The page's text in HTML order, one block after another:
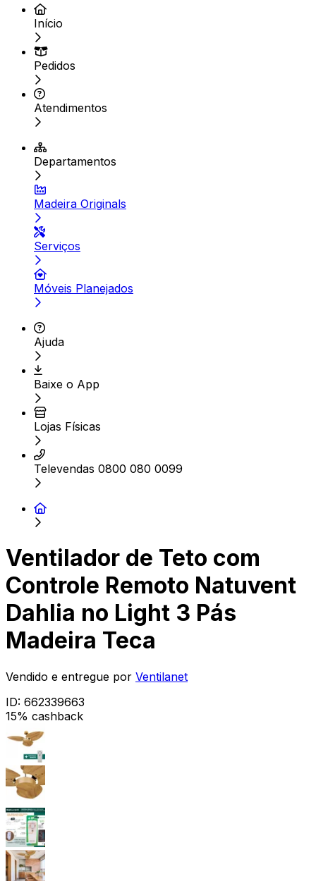
Início
Pedidos
Atendimentos
Departamentos
Madeira Originals
Serviços
Móveis Planejados
Ajuda
Baixe o App
Lojas Físicas
Televendas 0800 080 0099
Ventilador de Teto com
Controle Remoto Natuvent
Dahlia no Light 3 Pás
Madeira Teca
Vendido e entregue por Ventilanet
ID: 662339663
15% cashback